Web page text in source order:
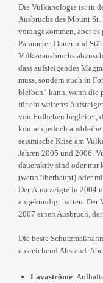
Die Vulkanologie ist in
Ausbruchs des Mount
vorangekommen, aber
Parameter, Dauer und
Vulkanausbruchs
dass aufsteigendes
muss, sondern auch in
bleiben“ kann, wenn die
für ein weiteres
von Erdbeben begleitet,
können jedoch
seismische Krise am
Jahren 2005 und 2006.
daueraktiv sind oder nur
(wenn überhaupt) oder
Der Ätna zeigte in 2004
angekündigt hatten. Der
2007 einen Ausbruch,
Die beste
ausreichend Abstand.
Lavaströme: